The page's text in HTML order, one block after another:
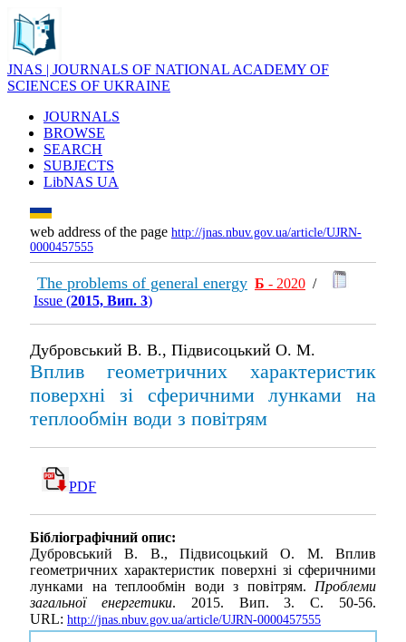
JNAS | JOURNALS OF NATIONAL ACADEMY OF
SCIENCES OF UKRAINE
JOURNALS
BROWSE
SEARCH
SUBJECTS
LibNAS UA
web address of the page http://jnas.nbuv.gov.ua/article/UJRN-
0000457555
The problems of general energy Б - 2020 /
Issue (2015, Вип. 3)
Дубровський В. В., Підвисоцький О. М.
Вплив геометричних характеристик
поверхні зі сферичними лунками на
теплообмін води з повітрям
PDF
Бібліографічний опис:
Дубровський В. В., Підвисоцький О. М. Вплив
геометричних характеристик поверхні зі сферичними
лунками на теплообмін води з повітрям. Проблеми
загальної енергетики. 2015. Вип. 3. С. 50-56.
URL: http://jnas.nbuv.gov.ua/article/UJRN-0000457555